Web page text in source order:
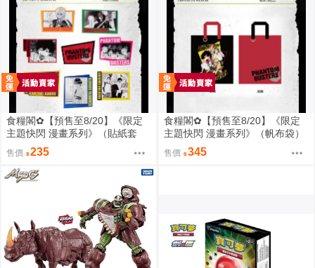
食糧閣✿【預售至8/20】《限定
主題快閃 漫畫系列》（貼紙套
裝）惡靈剋星／幻影敢死隊／主
題快閃／宍喰野虎落／是岸遊人
／觀崎薰／多聞康太郎／壹宮昊
售價 235
食糧閣✿【預售至8/20】《限定
主題快閃 漫畫系列》（帆布袋）
惡靈剋星／幻影敢死隊／主題快
閃／宍喰野虎落／是岸遊人／觀
售價 345